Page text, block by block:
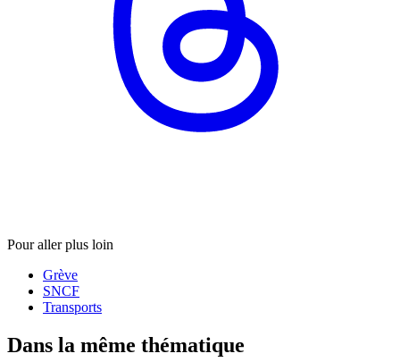
Pour aller plus loin
Grève
SNCF
Transports
Dans la même thématique